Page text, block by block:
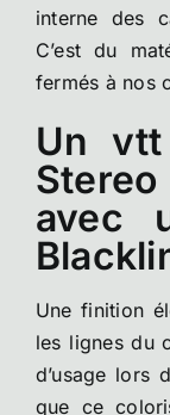
interne des
C’est du
fermés à nos
Un vtt
avec
Une finition
les lignes du
d’usage lors
que ce